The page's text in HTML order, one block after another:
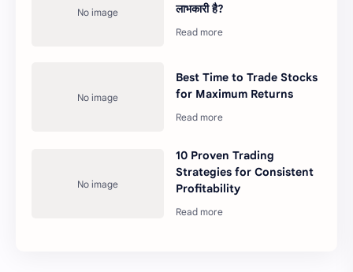
लाभकारी है?
Best Time to Trade Stocks
for Maximum Returns
10 Proven Trading
Strategies for Consistent
Profitability